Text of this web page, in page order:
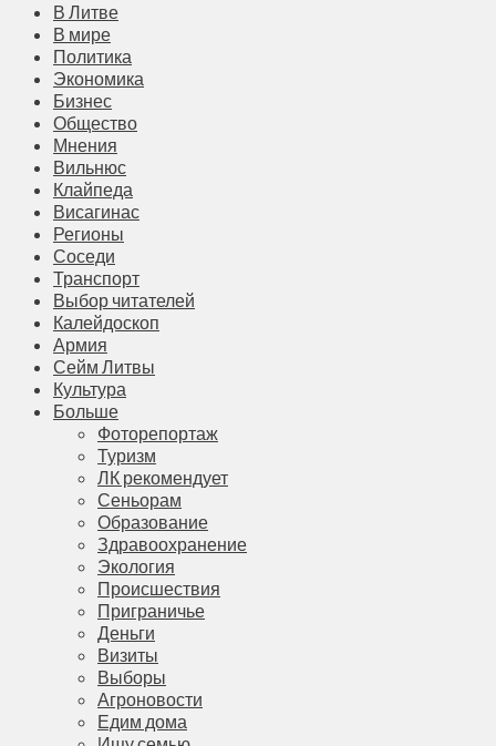
В Литве
В мире
Политика
Экономика
Бизнес
Общество
Мнения
Вильнюс
Клайпеда
Висагинас
Регионы
Соседи
Транспорт
Выбор читателей
Калейдоскоп
Армия
Сейм Литвы
Культура
Больше
Фоторепортаж
Туризм
ЛК рекомендует
Сеньорам
Образование
Здравоохранение
Экология
Происшествия
Приграничье
Деньги
Визиты
Выборы
Агроновости
Едим дома